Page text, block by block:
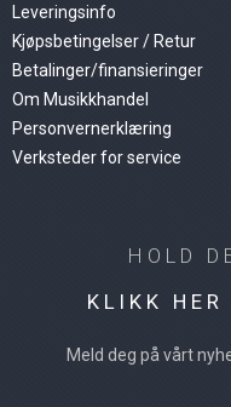
Leveringsinfo
Kjøpsbetingelser / Retur
Betalinger/finansieringer
Om Musikkhandel
Personvernerklæring
Verksteder for service
HOLD
KLIKK HER
Meld deg på vårt